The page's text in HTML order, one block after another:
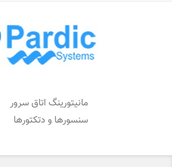
مانیتورینگ اتاق سرور
سنسورها و دتکتورها